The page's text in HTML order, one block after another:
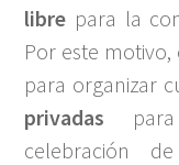
libre para la
Por este
para organizar
privadas para
celebración de